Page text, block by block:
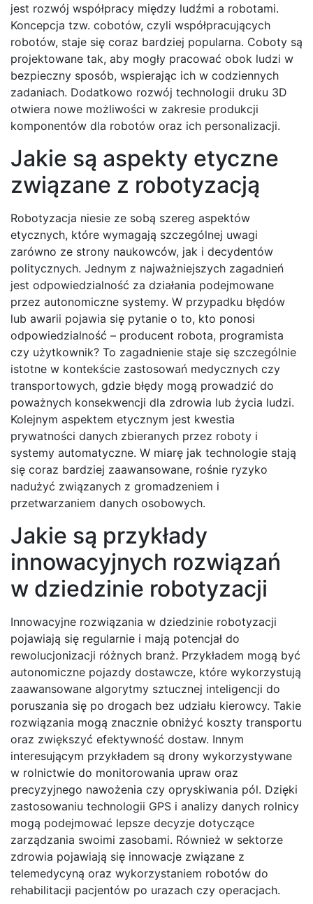
jest rozwój współpracy między ludźmi a robotami.
Koncepcja tzw. cobotów, czyli współpracujących
robotów, staje się coraz bardziej popularna. Coboty są
projektowane tak, aby mogły pracować obok ludzi w
bezpieczny sposób, wspierając ich w codziennych
zadaniach. Dodatkowo rozwój technologii druku 3D
otwiera nowe możliwości w zakresie produkcji
komponentów dla robotów oraz ich personalizacji.
Jakie są aspekty etyczne
związane z robotyzacją
Robotyzacja niesie ze sobą szereg aspektów
etycznych, które wymagają szczególnej uwagi
zarówno ze strony naukowców, jak i decydentów
politycznych. Jednym z najważniejszych zagadnień
jest odpowiedzialność za działania podejmowane
przez autonomiczne systemy. W przypadku błędów
lub awarii pojawia się pytanie o to, kto ponosi
odpowiedzialność – producent robota, programista
czy użytkownik? To zagadnienie staje się szczególnie
istotne w kontekście zastosowań medycznych czy
transportowych, gdzie błędy mogą prowadzić do
poważnych konsekwencji dla zdrowia lub życia ludzi.
Kolejnym aspektem etycznym jest kwestia
prywatności danych zbieranych przez roboty i
systemy automatyczne. W miarę jak technologie stają
się coraz bardziej zaawansowane, rośnie ryzyko
nadużyć związanych z gromadzeniem i
przetwarzaniem danych osobowych.
Jakie są przykłady
innowacyjnych rozwiązań
w dziedzinie robotyzacji
Innowacyjne rozwiązania w dziedzinie robotyzacji
pojawiają się regularnie i mają potencjał do
rewolucjonizacji różnych branż. Przykładem mogą być
autonomiczne pojazdy dostawcze, które wykorzystują
zaawansowane algorytmy sztucznej inteligencji do
poruszania się po drogach bez udziału kierowcy. Takie
rozwiązania mogą znacznie obniżyć koszty transportu
oraz zwiększyć efektywność dostaw. Innym
interesującym przykładem są drony wykorzystywane
w rolnictwie do monitorowania upraw oraz
precyzyjnego nawożenia czy opryskiwania pól. Dzięki
zastosowaniu technologii GPS i analizy danych rolnicy
mogą podejmować lepsze decyzje dotyczące
zarządzania swoimi zasobami. Również w sektorze
zdrowia pojawiają się innowacje związane z
telemedycyną oraz wykorzystaniem robotów do
rehabilitacji pacjentów po urazach czy operacjach.